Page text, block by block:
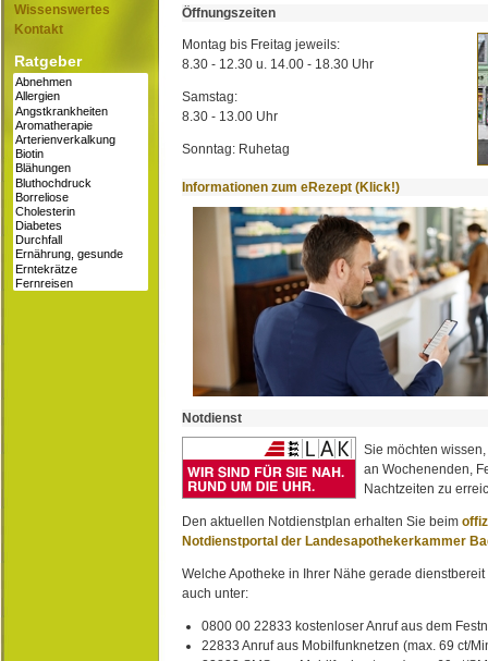
Wissenswertes
Kontakt
Ratgeber
Öffnungszeiten
Montag bis Freitag jeweils:
8.30 - 12.30 u. 14.00 - 18.30 Uhr
Samstag:
8.30 - 13.00 Uhr
Sonntag: Ruhetag
Informationen zum eRezept (Klick!)
Notdienst
Sie möchten
an Wochenenden,
Nachtzeiten zu
Den aktuellen Notdienstplan erhalten Sie beim
Notdienstportal der Landesapothekerkammer
Welche Apotheke in Ihrer Nähe gerade
auch unter:
0800 00 22833 kostenloser Anruf aus dem
22833 Anruf aus Mobilfunknetzen (max. 69 ct/